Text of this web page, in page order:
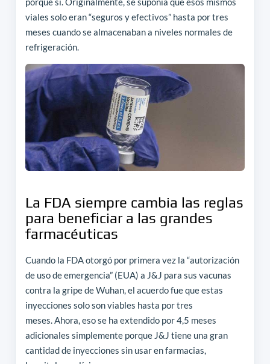
viales solo eran “seguros y efectivos” hasta por tres
meses cuando se almacenaban a niveles normales de
refrigeración.
La FDA siempre cambia las reglas
para beneficiar a las grandes
farmacéuticas
Cuando la FDA otorgó por primera vez la “autorización
de uso de emergencia” (EUA) a J&J para sus vacunas
contra la gripe de Wuhan, el acuerdo fue que estas
inyecciones solo son viables hasta por tres
meses. Ahora, eso se ha extendido por 4,5 meses
adicionales simplemente porque J&J tiene una gran
cantidad de inyecciones sin usar en farmacias,